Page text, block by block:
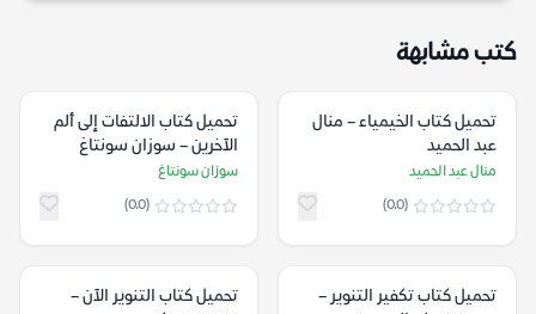
كتب مشابهة
تحميل كتاب الخيمياء – منال
عبد الحميد
منال عبد الحميد
(0.0)
تحميل كتاب الالتفات إلى ألم
الآخرين – سوزان سونتاغ
سوزان سونتاغ
(0.0)
تحميل كتاب تكفير التنوير –
تحميل كتاب التنوير الآن –